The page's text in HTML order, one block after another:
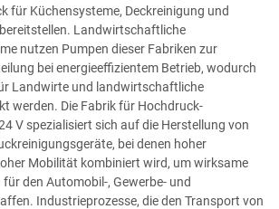
für Küchensysteme, Deckreinigung und
Landwirtschaftliche
nutzen Pumpen dieser Fabriken zur
bei energieeffizientem Betrieb, wodurch
Landwirte und landwirtschaftliche
werden. Die Fabrik für Hochdruck-
V spezialisiert sich auf die Herstellung von
bei denen hoher
Mobilität kombiniert wird, um wirksame
den Automobil-, Gewerbe- und
Industrieprozesse, die den Transport von